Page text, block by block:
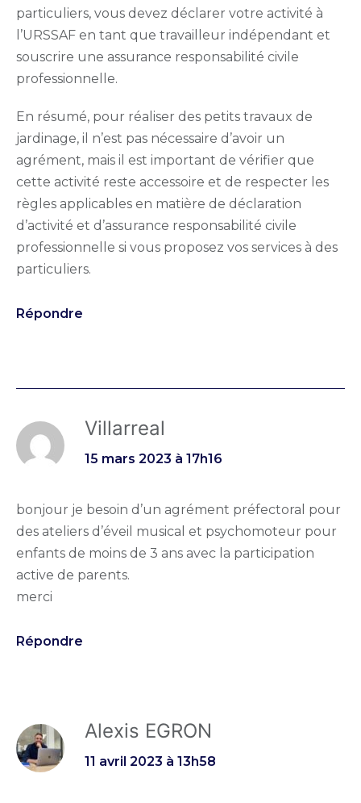
particuliers, vous devez déclarer votre activité à
l’URSSAF en tant que travailleur indépendant et
souscrire une assurance responsabilité civile
professionnelle.
En résumé, pour réaliser des petits travaux de
jardinage, il n’est pas nécessaire d’avoir un
agrément, mais il est important de vérifier que
cette activité reste accessoire et de respecter les
règles applicables en matière de déclaration
d’activité et d’assurance responsabilité civile
professionnelle si vous proposez vos services à des
particuliers.
Répondre
Villarreal
15 mars 2023 à 17h16
bonjour je besoin d’un agrément préfectoral pour
des ateliers d’éveil musical et psychomoteur pour
enfants de moins de 3 ans avec la participation
active de parents.
merci
Répondre
Alexis EGRON
11 avril 2023 à 13h58